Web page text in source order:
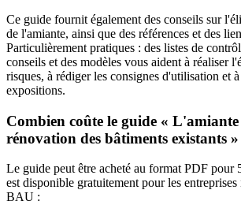
Ce guide fournit également des conseils sur
de l'amiante, ainsi que des références et des
Particulièrement pratiques : des listes de
conseils et des modèles vous aident à réaliser
risques, à rédiger les consignes d'utilisation et
expositions.
Combien coûte le guide «
rénovation des bâtiments existants »
Le guide peut être acheté au format PDF pour
est disponible gratuitement pour les
BAU :